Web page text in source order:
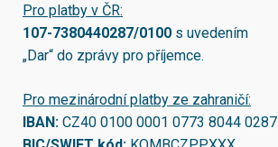
Pro platby v ČR:
107-7380440287/0100 s uvedením
„Dar“ do zprávy pro příjemce.
Pro mezinárodní platby ze zahraničí:
IBAN: CZ40 0100 0001 0773 8044 0287